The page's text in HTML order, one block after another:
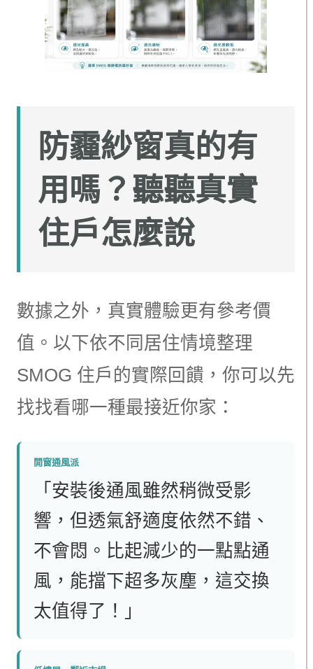
防霾紗窗真的有
用嗎？聽聽真實
住戶怎麼說
數據之外，真實體驗更有參考價
值。以下依不同居住情境整理
SMOG 住戶的實際回饋，你可以先
找找看哪一種最接近你家：
開窗通風派
「安裝後通風雖然稍微受影
響，但透氣舒適度依然不錯、
不會悶。比起減少的一點點通
風，能擋下超多灰塵，這交換
太值得了！」